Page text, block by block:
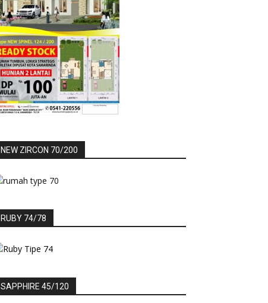
NEW ZIRCON 70/200
RUBY 74/78
SAPPHIRE 45/120